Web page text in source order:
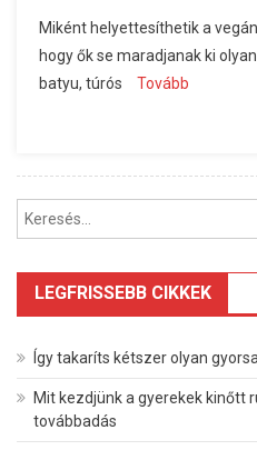
Miként helyettesíthetik a
hogy ők se maradjanak ki
batyu, túrós
Tovább
LEGFRISSEBB CIKKEK
Így takaríts kétszer olyan
Mit kezdjünk a gyerekek kinőtt
továbbadás